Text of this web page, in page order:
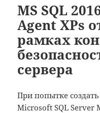
MS SQL
Agent XPs
рамках
сервера
При попытке
Microsoft SQL Server